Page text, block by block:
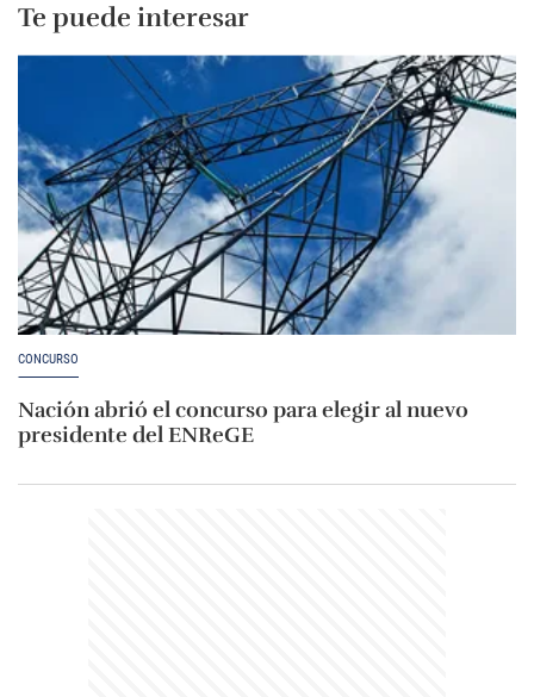
Te puede interesar
CONCURSO
Nación abrió el concurso para elegir al nuevo
presidente del ENReGE